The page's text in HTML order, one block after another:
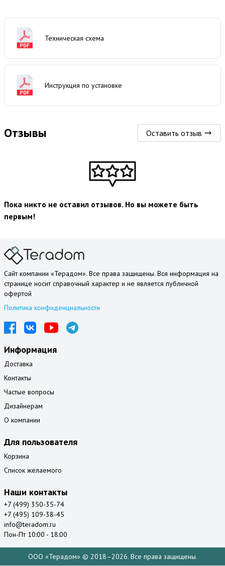
Техническая схема
Инструкция по установке
Отзывы Оставить отзыв
Пока никто не оставил отзывов. Но вы можете быть
первым!
Сайт компании «Терадом». Все права защищены. Вся информация на
странице носит справочный характер и не является публичной
офертой
Политика конфиденциальности
Информация
Доставка
Контакты
Частые вопросы
Дизайнерам
О компании
Для пользователя
Корзина
Список желаемого
Наши контакты
+7 (499) 350-35-74
+7 (495) 109-38-45
info@teradom.ru
Пон-Пт 10:00 - 18:00
ООО «Терадом» © 2018–2026. Все права защищены.